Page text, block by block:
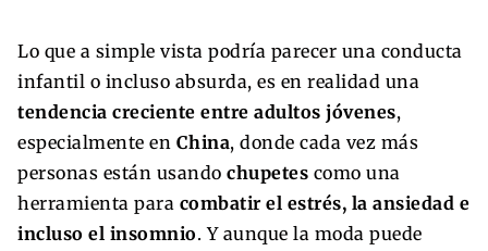
Lo que a simple vista podría parecer una conducta
infantil o incluso absurda, es en realidad una
tendencia creciente entre adultos jóvenes,
especialmente en China, donde cada vez más
personas están usando chupetes como una
herramienta para combatir el estrés, la ansiedad e
incluso el insomnio. Y aunque la moda puede